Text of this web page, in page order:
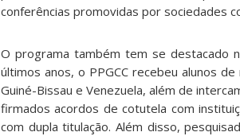
conferências promovidas por sociedades
O programa também tem se destacado
últimos anos, o PPGCC recebeu alunos
Guiné-Bissau e Venezuela, além de
firmados acordos de cotutela com
com dupla titulação. Além disso,